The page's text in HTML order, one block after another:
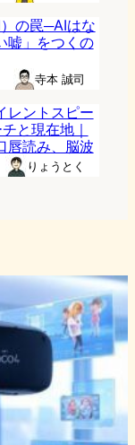
の罠─AIはな
嘘」をつくの
寺本 誠司
レントスピー
と現在地｜
唇読み、脳波
りょうとく